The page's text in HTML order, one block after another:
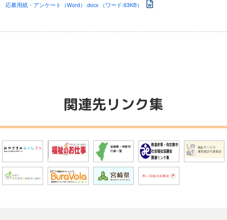
応募用紙・アンケート（Word）.docx （ワード:63KB）
関連先リンク集